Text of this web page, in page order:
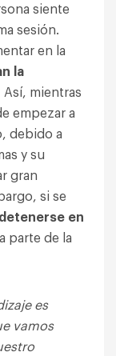
siente
sesión.
en la
la
Así, mientras
empezar a
debido a
y su
gran
si se
detenerse en
parte de la
es
vamos